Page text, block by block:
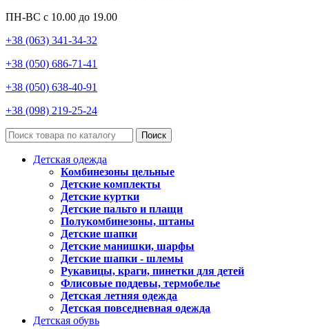
ПН-ВС с 10.00 до 19.00
+38 (063) 341-34-32
+38 (050) 686-71-41
+38 (050) 638-40-91
+38 (098) 219-25-24
Поиск
Детская одежда
Комбинезоны цельные
Детские комплекты
Детские куртки
Детские пальто и плащи
Полукомбинезоны, штаны
Детские шапки
Детские манишки, шарфы
Детские шапки - шлемы
Рукавицы, краги, пинетки для детей
Флисовые поддевы, термобелье
Детская летняя одежда
Детская повседневная одежда
Детская обувь